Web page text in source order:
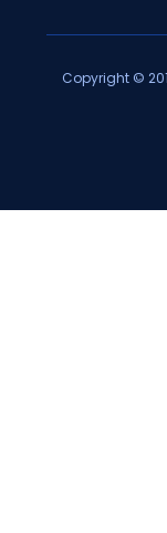
Copyright ©